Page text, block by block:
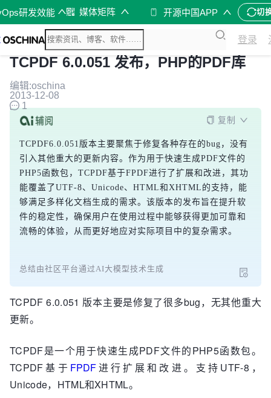
研发效能 媒体矩阵 开源中国APP 切
登录
TCPDF 6.0.051 发布，PHP的PDF库
编辑:oschina
2013-12-08
1
复制
TCPDF6.0.051版本主要聚焦于修复各种存在的bug，没有
引入其他重大的更新内容。作为用于快速生成PDF文件的
PHP5函数包，TCPDF基于FPDF进行了扩展和改进，其功
能覆盖了UTF-8、Unicode、HTML和XHTML的支持，能
够满足多样化文档生成的需求。该版本的发布旨在提升软
件的稳定性，确保用户在使用过程中能够获得更加可靠和
流畅的体验，从而更好地应对实际项目中的复杂需求。
总结由社区平台通过AI大模型技术生成
TCPDF 6.0.051 版本主要是修复了很多bug，无其他重大
更新。
TCPDF是一个用于快速生成PDF文件的PHP5函数包。
TCPDF基于 FPDF进行扩展和改进。支持UTF-8，
Unicode，HTML和XHTML。